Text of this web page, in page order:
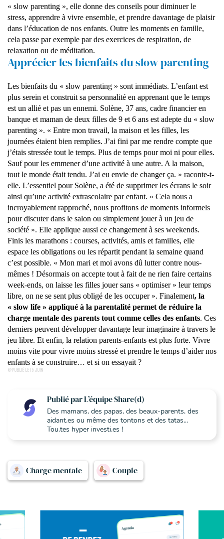
« slow parenting », elle donne des conseils pour diminuer le
stress, apprendre à vivre ensemble, et prendre davantage de plaisir
dans l’éducation de nos enfants. Outre les moments en famille,
cela passe par exemple par des exercices de respiration, de
relaxation ou de méditation.
Apprécier les bienfaits du slow parenting
Les bienfaits du « slow parenting » sont immédiats. L’enfant est
plus serein et construit sa personnalité en apprenant que le temps
est un allié et pas un ennemi. Solène, 37 ans, cadre financier en
banque et maman de deux filles de 9 et 6 ans est adepte du « slow
parenting ». « Entre mon travail, la maison et les filles, les
journées étaient bien remplies. J’ai fini par me rendre compte que
j’étais stressée tout le temps. Plus de temps pour moi ni pour elles.
Sauf pour les emmener d’une activité à une autre. A la maison,
tout le monde était tendu. J’ai eu envie de changer ça. » raconte-t-
elle. L’essentiel pour Solène, a été de supprimer les écrans le soir
ainsi qu’une activité extrascolaire par enfant. « Cela nous a
incroyablement rapproché, nous profitons de moments informels
pour discuter dans le salon ou simplement jouer à un jeu de
société ». Elle applique aussi ce changement à ses weekends.
Finis les marathons : courses, activités, amis et familles, elle
espace les obligations ou les répartit pendant la semaine quand
c’est possible. « Mon mari et moi avons dû lutter contre nous-
mêmes ! Désormais on accepte tout à fait de ne rien faire certains
week-ends, on laisse les filles jouer sans « optimiser » leur temps
libre, on ne se sent plus obligé de les occuper ». Finalement, la
« slow life » appliqué à la parentalité permet de réduire la
charge mentale des parents tout comme celles des enfants. Ces
derniers peuvent développer davantage leur imaginaire à travers le
jeu libre. Et enfin, la relation parents-enfants est plus forte. Vivre
moins vite pour vivre moins stressé et prendre le temps d’aider nos
enfants à se construire… et si on essayait ?
@PUBLIÉ LE 15 JUIN
Publié par L’équipe Share(d)
Des mamans, des papas, des beaux-parents, des
aidant.es ou même des tontons et des tatas...
Tou.tes hyper investi.es !
Charge mentale Couple